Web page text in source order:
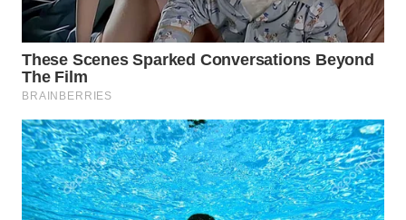
TAPANULI
UTARA
WN
SAMOSIR
WN
PADANG
LAWAS